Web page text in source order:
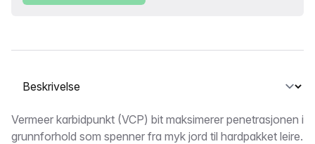
Velg en fane
Beskrivelse
Vermeer karbidpunkt (VCP) bit maksimerer penetrasjonen i
grunnforhold som spenner fra myk jord til hardpakket leire.